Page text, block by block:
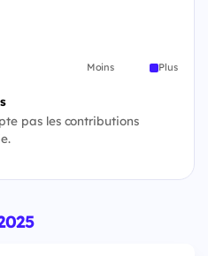
Moins Plus
pas les contributions